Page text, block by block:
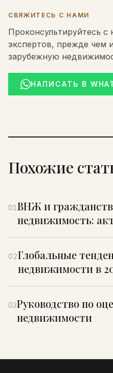
СВЯЖИТЕСЬ С НАМИ
Проконсультируйтесь
экспертов, прежде чем
зарубежную
НАПИСАТЬ В
Похожие
01 ВНЖ и
недвижимость:
02Глобальные
недвижимости в
03Руководство по
недвижимости